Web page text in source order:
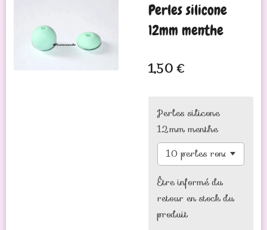
Perles silicone
12mm menthe
1,50 €
Perles silicone
12mm menthe
Être informé du
retour en stock du
produit